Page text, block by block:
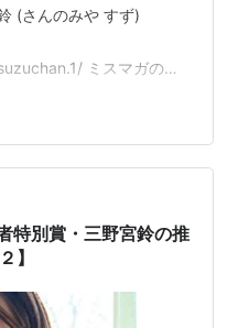
(さんのみや すず)
ミスマガのア
作者:三野宮鈴講談社
ソビバ！ ミスマガ２０２
ヤンマガデジタル写真集
マガジン２０２２ソロ
特別賞・三野宮鈴の推
】